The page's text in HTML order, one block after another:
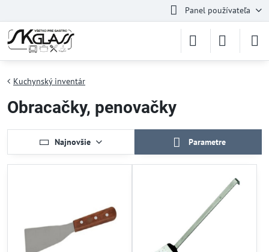
Panel používateľa
Kuchynský inventár
Obracačky, penovačky
Najnovšie Parametre